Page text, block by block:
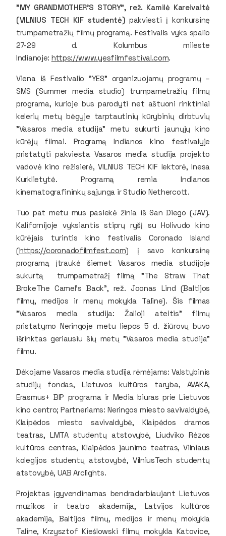
"MY GRANDMOTHER'S STORY", rež. Kamilė Kareivaitė
(VILNIUS TECH KIF studentė) pakviesti į konkursinę
trumpametražių filmų programą. Festivalis vyks spalio
27-29 d. Kolumbus miieste
Indianoje: https://www.yesfilmfestival.com.
Viena iš Festivalio "YES" organizuojamų programų –
SMS (Summer media studio) trumpametražių filmų
programa, kurioje bus parodyti net aštuoni rinktiniai
kelerių metų bėgyje tarptautinių kūrybinių dirbtuvių
"Vasaros media studija" metu sukurti jaunųjų kino
kūrėjų filmai. Programą Indianos kino festivalyje
pristatyti pakviesta Vasaros media studija projekto
vadovė kino režisierė, VILNIUS TECH KIF lektorė, Inesa
Kurklietytė. Programą remia Indianos
kinematografininkų sąjunga ir Studio Nethercott.
Tuo pat metu mus pasiekė žinia iš San Diego (JAV).
Kalifornijoje vyksiantis stiprų ryšį su Holivudo kino
kūrėjais turintis kino festivalis Coronado Island
(https://coronadofilmfest.com) į savo konkursinę
programą įtraukė šiemet Vasaros media studijoje
sukurtą trumpametražį filmą "The Straw That
BrokeThe Camel's Back", rež. Joonas Lind (Baltijos
filmų, medijos ir menų mokykla Taline). Šis filmas
"Vasaros media studija: Žalioji ateitis" filmų
pristatymo Neringoje metu liepos 5 d. žiūrovų buvo
išrinktas geriausiu šių metų "Vasaros media studija"
filmu.
Dėkojame Vasaros media studija rėmėjams: Valstybinis
studijų fondas, Lietuvos kultūros taryba, AVAKA,
Erasmus+ BIP programa ir Media biuras prie Lietuvos
kino centro; Partneriams: Neringos miesto savivaldybė,
Klaipėdos miesto savivaldybė, Klaipėdos dramos
teatras, LMTA studentų atstovybė, Liudviko Rėzos
kultūros centras, Klaipėdos jaunimo teatras, Vilniaus
kolegijos studentų atstovybė, VilniusTech studentų
atstovybė, UAB Arclights.
Projektas įgyvendinamas bendradarbiaujant Lietuvos
muzikos ir teatro akademija, Latvijos kultūros
akademija, Baltijos filmų, medijos ir menų mokykla
Taline, Krzysztof Kieślowski filmų mokykla Katovice,